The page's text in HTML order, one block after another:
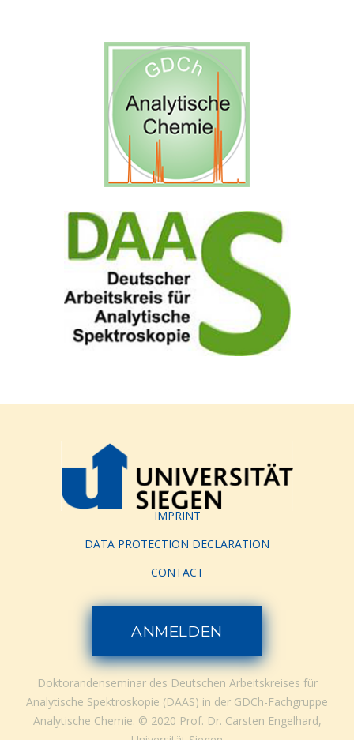
IMPRINT
DATA PROTECTION DECLARATION
CONTACT
ANMELDEN
Doktorandenseminar des Deutschen Arbeitskreises für
Analytische Spektroskopie (DAAS) in der GDCh-Fachgruppe
Analytische Chemie. © 2020 Prof. Dr. Carsten Engelhard,